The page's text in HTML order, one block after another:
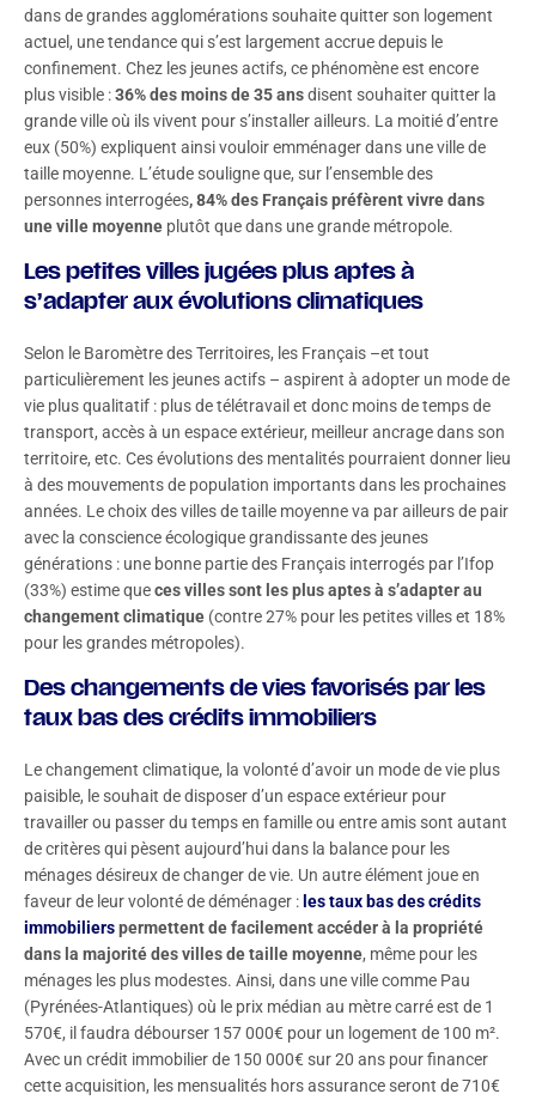
dans de grandes agglomérations souhaite quitter son logement
actuel, une tendance qui s’est largement accrue depuis le
confinement. Chez les jeunes actifs, ce phénomène est encore
plus visible :36% des moins de 35 ansdisent souhaiter quitter la
grande ville où ils vivent pour s’installer ailleurs. La moitié d’entre
eux (50%) expliquent ainsi vouloir emménager dans une ville de
taille moyenne. L’étude souligne que, sur l’ensemble des
personnes interrogées, 84% des Français préfèrent vivre dans
une ville moyenne plutôt que dans une grande métropole.
Les petites villes jugées plus aptes à
s’adapter aux évolutions climatiques
Selon le Baromètre des Territoires, les Français –et tout
particulièrement les jeunes actifs – aspirent à adopter un mode de
vie plus qualitatif : plus de télétravail et donc moins de temps de
transport, accès à un espace extérieur, meilleur ancrage dans son
territoire, etc. Ces évolutions des mentalités pourraient donner lieu
à des mouvements de population importants dans les prochaines
années. Le choix des villes de taille moyenne va par ailleurs de pair
avec la conscience écologique grandissante des jeunes
générations : une bonne partie des Français interrogés par l’Ifop
(33%) estime queces villes sont les plus aptes à s’adapter au
changement climatique (contre 27% pour les petites villes et 18%
pour les grandes métropoles).
Des changements de vies favorisés par les
taux bas des crédits immobiliers
Le changement climatique, la volonté d’avoir un mode de vie plus
paisible, le souhait de disposer d’un espace extérieur pour
travailler ou passer du temps en famille ou entre amis sont autant
de critères qui pèsent aujourd’hui dans la balance pour les
ménages désireux de changer de vie. Un autre élément joue en
faveur de leur volonté de déménager : les taux bas des crédits
immobilierspermettent de facilement accéder à la propriété
dans la majorité des villes de taille moyenne, même pour les
ménages les plus modestes. Ainsi, dans une ville comme Pau
(Pyrénées-Atlantiques) où le prix médian au mètre carré est de 1
570€, il faudra débourser 157 000€ pour un logement de 100 m².
Avec un crédit immobilier de 150 000€ sur 20 ans pour financer
cette acquisition, les mensualités hors assurance seront de 710€